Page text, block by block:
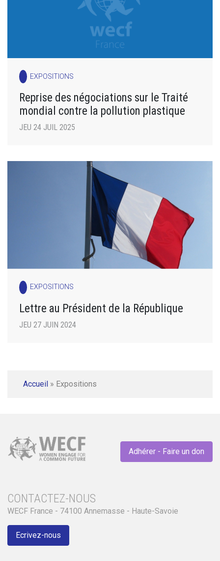
EXPOSITIONS
Reprise des négociations sur le Traité
mondial contre la pollution plastique
JEU 24 JUIL 2025
EXPOSITIONS
Lettre au Président de la République
JEU 27 JUIN 2024
Accueil » Expositions
Adhérer - Faire un don
CONTACTEZ-NOUS
WECF France - 74100 Annemasse - Haute-Savoie
Ecrivez-nous